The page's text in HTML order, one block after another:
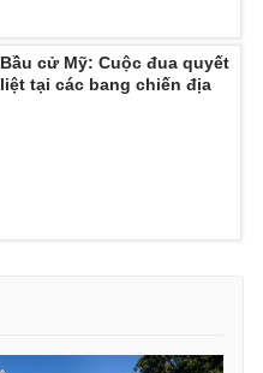
Bầu cử Mỹ: Cuộc đua quyết
liệt tại các bang chiến địa